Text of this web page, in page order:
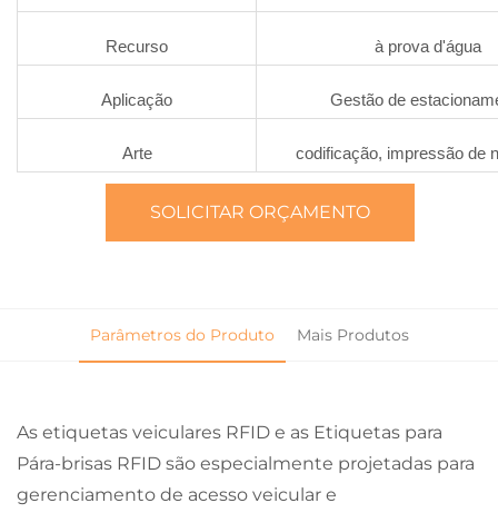
Recurso à prova d'água
Aplicação Gestão de
Arte codificação, impressão de
SOLICITAR ORÇAMENTO
Parâmetros do Produto Mais Produtos
As etiquetas veiculares RFID e as Etiquetas para
Pára-brisas RFID são especialmente projetadas para
gerenciamento de acesso veicular e